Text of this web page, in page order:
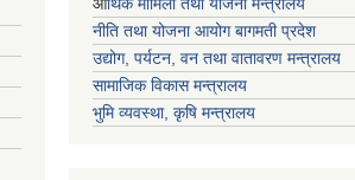
नीति तथा योजना आयोग बागमती प्रदेश
उद्योग, पर्यटन, वन तथा वातावरण मन्त्रालय
सामाजिक विकास मन्त्रालय
भुमि व्यवस्था, कृषि मन्त्रालय